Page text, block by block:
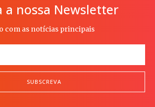
a nossa Newsletter
com as notícias principais
SUBSCREVA